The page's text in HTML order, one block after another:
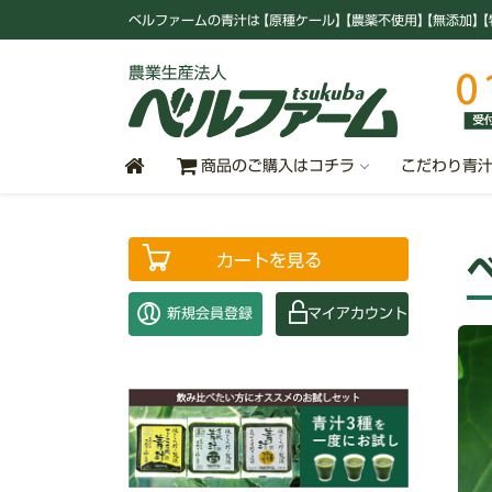
ベルファームの青汁は【原種ケール】【農薬不使用】【無添加】【
商品のご購入はコチラ こだわり青汁
カートを見る
新規会員登録 マイアカウント